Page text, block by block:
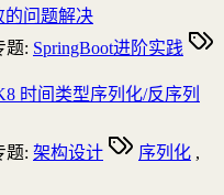
的问题解决
题: SpringBoot进阶实践
时间类型序列化/反序列
题: 架构设计 序列化 ,